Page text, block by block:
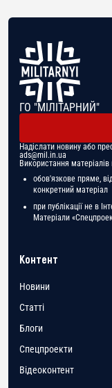
ГО "МІЛІТАРНИЙ"
Надіслати новину або
ads@mil.in.ua
Використання
обов'язкове пряме,
конкретний матеріал
при публікації не в
Матеріали
Контент
Новини
Статті
Блоги
Спецпроекти
Відеоконтент